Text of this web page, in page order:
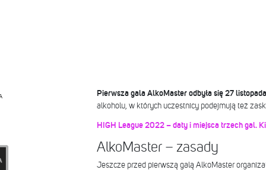
Pierwsza gala AlkoMaster odbyła się 27
alkoholu, w których uczestnicy podejmują też
HIGH League 2022 – daty i miejsca trzech gal.
AlkoMaster – zasady
Jeszcze przed pierwszą galą AlkoMaster